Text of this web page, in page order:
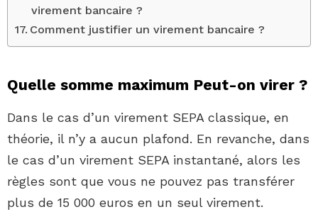
virement bancaire ?
Comment justifier un virement bancaire ?
Quelle somme maximum Peut-on virer ?
Dans le cas d’un virement SEPA classique, en
théorie, il n’y a aucun plafond. En revanche, dans
le cas d’un virement SEPA instantané, alors les
règles sont que vous ne pouvez pas transférer
plus de 15 000 euros en un seul virement.